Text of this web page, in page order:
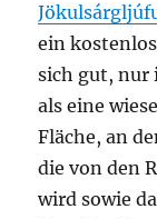
ein
sich gut, nur
als eine
Fläche, an
die von den
wird sowie